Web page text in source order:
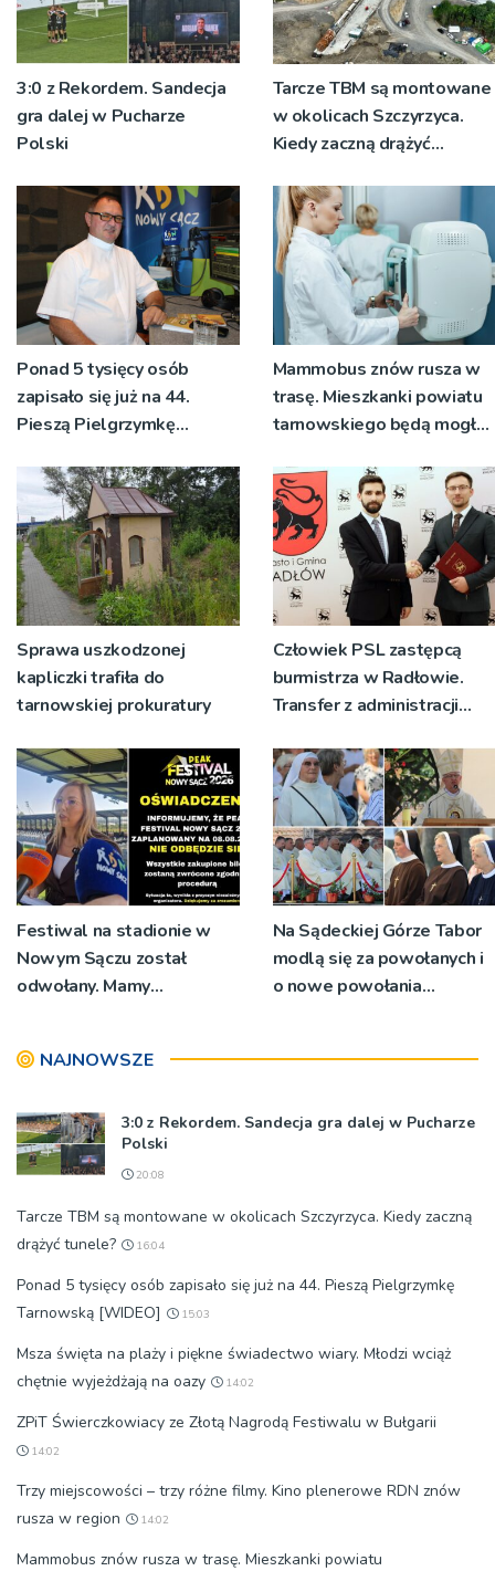
3:0 z Rekordem. Sandecja
gra dalej w Pucharze
Polski
Tarcze TBM są montowane
w okolicach Szczyrzyca.
Kiedy zaczną drążyć
Ponad 5 tysięcy osób
zapisało się już na 44.
Pieszą Pielgrzymkę
Mammobus znów rusza w
trasę. Mieszkanki powiatu
tarnowskiego będą mogły
badania
Sprawa uszkodzonej
kapliczki trafiła do
tarnowskiej prokuratury
Człowiek PSL zastępcą
burmistrza w Radłowie.
Transfer z administracji
samorządowej
Festiwal na stadionie w
Nowym Sączu został
odwołany. Mamy
Na Sądeckiej Górze Tabor
modlą się za powołanych i
o nowe powołania
NAJNOWSZE
3:0 z Rekordem. Sandecja gra dalej w Pucharze
Polski
20:08
Tarcze TBM są montowane w okolicach Szczyrzyca. Kiedy zaczną
drążyć tunele?
16:04
Ponad 5 tysięcy osób zapisało się już na 44. Pieszą Pielgrzymkę
Tarnowską [WIDEO]
15:03
Msza święta na plaży i piękne świadectwo wiary. Młodzi wciąż
chętnie wyjeżdżają na oazy
14:02
ZPiT Świerczkowiacy ze Złotą Nagrodą Festiwalu w Bułgarii
14:02
Trzy miejscowości – trzy różne filmy. Kino plenerowe RDN znów
rusza w region
14:02
Mammobus znów rusza w trasę. Mieszkanki powiatu